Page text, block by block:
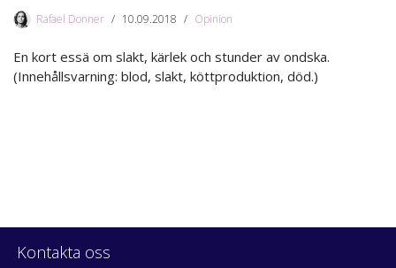
Rafael Donner 10.09.2018 Opinion
En kort essä om slakt, kärlek och stunder av ondska.
(Innehållsvarning: blod, slakt, köttproduktion, död.)
Kontakta oss